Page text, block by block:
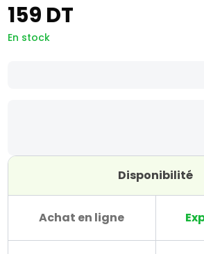
159 DT
En stock
Disponibilité
Achat en ligne